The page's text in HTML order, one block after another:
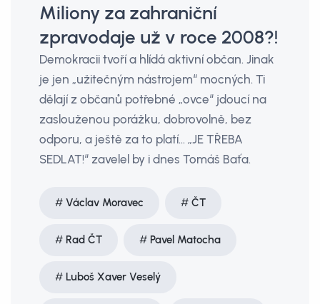
Miliony za zahraniční
zpravodaje už v roce 2008?!
Demokracii tvoří a hlídá aktivní občan. Jinak
je jen „užitečným nástrojem“ mocných. Ti
dělají z občanů potřebné „ovce“ jdoucí na
zaslouženou porážku, dobrovolně, bez
odporu, a ještě za to platí… „JE TŘEBA
SEDLAT!“ zavelel by i dnes Tomáš Baťa.
Václav Moravec ČT
Rad ČT Pavel Matocha
Luboš Xaver Veselý